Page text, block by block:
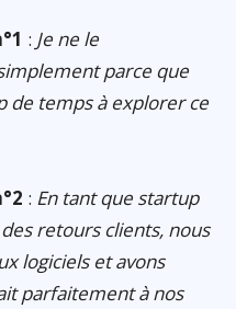
: Je ne le
parce que
de temps à explorer ce
: En tant que startup
retours clients, nous
logiciels et avons
parfaitement à nos